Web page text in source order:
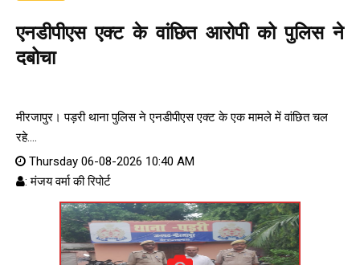
एनडीपीएस एक्ट के वांछित आरोपी को पुलिस ने
दबोचा
मीरजापुर। पड़री थाना पुलिस ने एनडीपीएस एक्ट के एक मामले में वांछित चल
रहे....
Thursday 06-08-2026 10:40 AM
: मंजय वर्मा की रिपोर्ट